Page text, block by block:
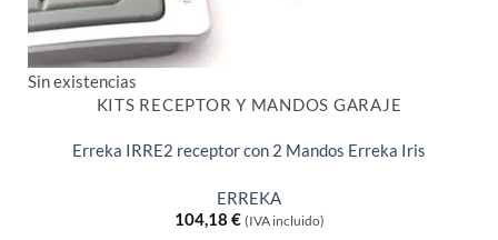
Sin existencias
KITS RECEPTOR Y MANDOS GARAJE
Erreka IRRE2 receptor con 2 Mandos Erreka Iris
ERREKA
104,18 € (IVA incluido)